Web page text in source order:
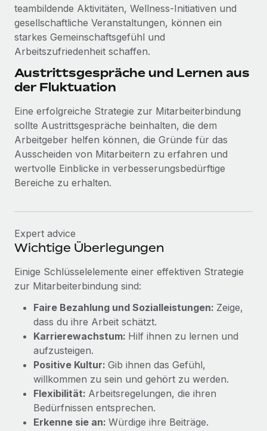
teambildende Aktivitäten, Wellness-Initiativen und
gesellschaftliche Veranstaltungen, können ein
starkes Gemeinschaftsgefühl und
Arbeitszufriedenheit schaffen.
Austrittsgespräche und Lernen aus
der Fluktuation
Eine erfolgreiche Strategie zur Mitarbeiterbindung
sollte Austrittsgespräche beinhalten, die dem
Arbeitgeber helfen können, die Gründe für das
Ausscheiden von Mitarbeitern zu erfahren und
wertvolle Einblicke in verbesserungsbedürftige
Bereiche zu erhalten.
Expert advice
Wichtige Überlegungen
Einige Schlüsselelemente einer effektiven Strategie
zur Mitarbeiterbindung sind:
Faire Bezahlung und Sozialleistungen: Zeige,
dass du ihre Arbeit schätzt.
Karrierewachstum: Hilf ihnen zu lernen und
aufzusteigen.
Positive Kultur: Gib ihnen das Gefühl,
willkommen zu sein und gehört zu werden.
Flexibilität: Arbeitsregelungen, die ihren
Bedürfnissen entsprechen.
Erkenne sie an: Würdige ihre Beiträge.